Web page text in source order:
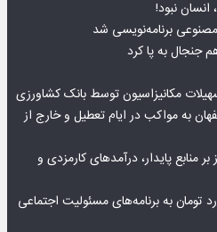
نبود!
برنامه‌نویسی شد
به پا کرد
به مواکب در ایام تعطیل و خارج از
منابع پایدار، درآمدهای کارمزدی و
ایران بیش از ۷۰ میلیارد تومان به برنامه‌های مسئولیت اجتماعی